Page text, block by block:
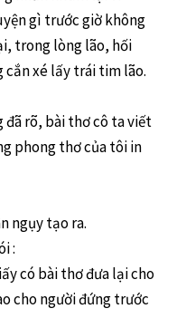
gì trước giờ không
trong lòng lão, hối
cắn xé lấy trái tim lão.
đã rõ, bài thơ cô ta viết
phong thơ của tôi in
ngụy tạo ra.
:
có bài thơ đưa lại cho
cho người đứng trước